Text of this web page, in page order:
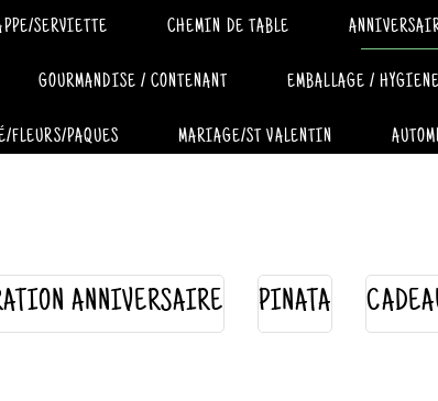
SERVIETTE CHEMIN DE TABLE
GOURMANDISE / CONTENANT EMBALLAGE / HYGIENE
FLEURS/PAQUES MARIAGE/ST VALENTIN
ANNIVERSAIRE PINATA